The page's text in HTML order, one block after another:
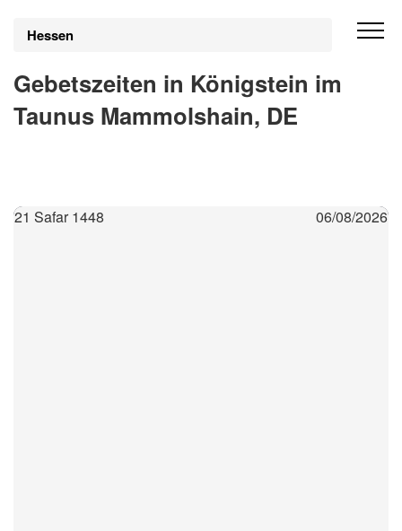
Hessen
Gebetszeiten in Königstein im
Taunus Mammolshain, DE
21 Safar 1448 06/08/2026